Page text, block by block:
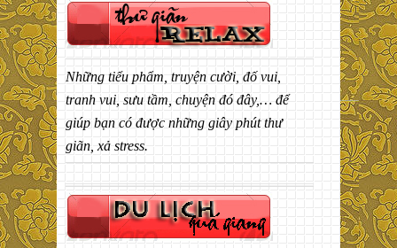
Những tiểu phẩm, truyện cười, đố vui,
tranh vui, sưu tầm, chuyện đó đây,… để
giúp bạn có được những giây phút thư
giãn, xả stress.